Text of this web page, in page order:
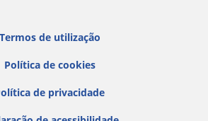
Termos de utilização
Política de cookies
de privacidade